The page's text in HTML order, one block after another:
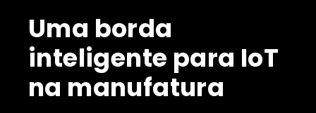
Uma borda
inteligente para IoT
na manufatura